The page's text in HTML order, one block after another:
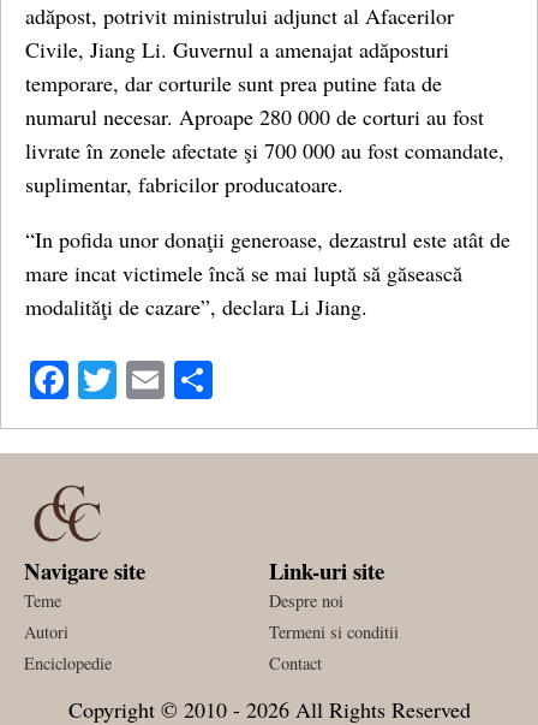
adăpost, potrivit ministrului adjunct al Afacerilor
Civile, Jiang Li. Guvernul a amenajat adăposturi
temporare, dar corturile sunt prea putine fata de
numarul necesar. Aproape 280 000 de corturi au fost
livrate în zonele afectate şi 700 000 au fost comandate,
suplimentar, fabricilor producatoare.
“In pofida unor donaţii generoase, dezastrul este atât de
mare incat victimele încă se mai luptă să găsească
modalităţi de cazare”, declara Li Jiang.
Facebook
Twitter
Email
Navigare site
Teme
Autori
Enciclopedie
Link-uri site
Despre noi
Termeni si conditii
Contact
Copyright © 2010 - 2026 All Rights Reserved